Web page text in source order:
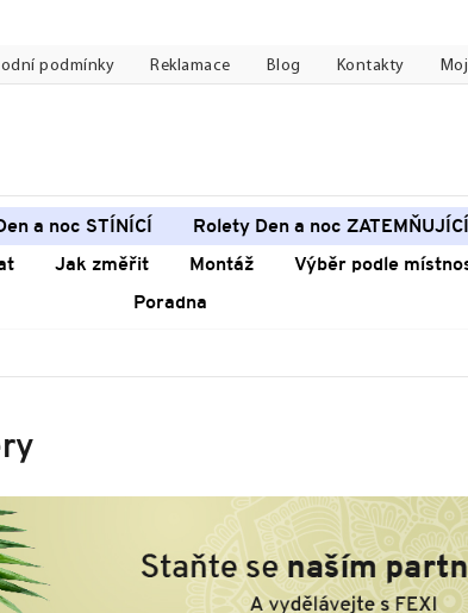
podmínky Reklamace Blog Kontakty
a noc STÍNÍCÍ Rolety Den a noc ZATEMŇUJÍCÍ
Jak změřit Montáž Výběr podle
Poradna